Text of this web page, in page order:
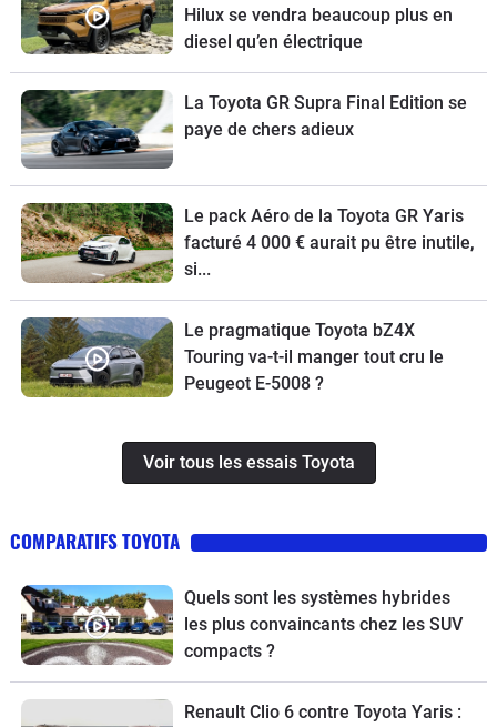
Hilux se vendra beaucoup plus en
diesel qu’en électrique
La Toyota GR Supra Final Edition se
paye de chers adieux
Le pack Aéro de la Toyota GR Yaris
facturé 4 000 € aurait pu être inutile,
si...
Le pragmatique Toyota bZ4X
Touring va-t-il manger tout cru le
Peugeot E-5008 ?
Voir tous les essais Toyota
COMPARATIFS TOYOTA
Quels sont les systèmes hybrides
les plus convaincants chez les SUV
compacts ?
Renault Clio 6 contre Toyota Yaris :